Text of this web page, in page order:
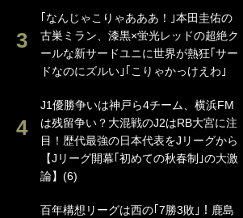
｢なんじゃこりゃあああ！｣本田圭佑の
古巣ミラン、漆黒×蛍光レッドの超絶ク
ールな新サードユニに世界が熱狂｢サー
ドなのにズルい｣｢こりゃかっけえわ｣
J1優勝争いは神戸ら4チーム、横浜FM
は残留争い？大混戦のJ2はRB大宮に注
目！歴代最強の日本代表をJリーグから
【Jリーグ開幕｢初めての秋春制｣の大激
論】(6)
百年構想リーグは西の｢7勝3敗｣！鹿島